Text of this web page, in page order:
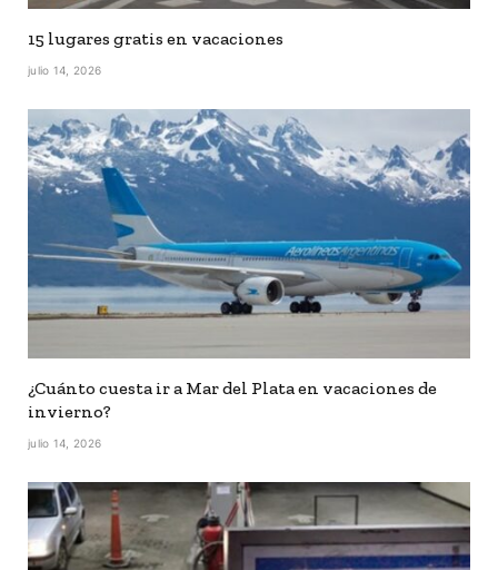
15 lugares gratis en vacaciones
julio 14, 2026
¿Cuánto cuesta ir a Mar del Plata en vacaciones de
invierno?
julio 14, 2026